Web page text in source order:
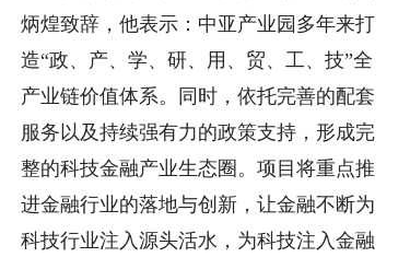
炳煌致辞，他表示：中亚产业园多年来打
造“政、产、学、研、用、贸、工、技”全
产业链价值体系。同时，依托完善的配套
服务以及持续强有力的政策支持，形成完
整的科技金融产业生态圈。项目将重点推
进金融行业的落地与创新，让金融不断为
科技行业注入源头活水，为科技注入金融